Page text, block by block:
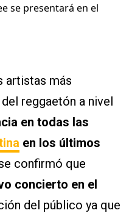
se presentará en el
artistas más
reggaetón a nivel
en todas las
en los últimos
confirmó que
concierto en el
del público ya que